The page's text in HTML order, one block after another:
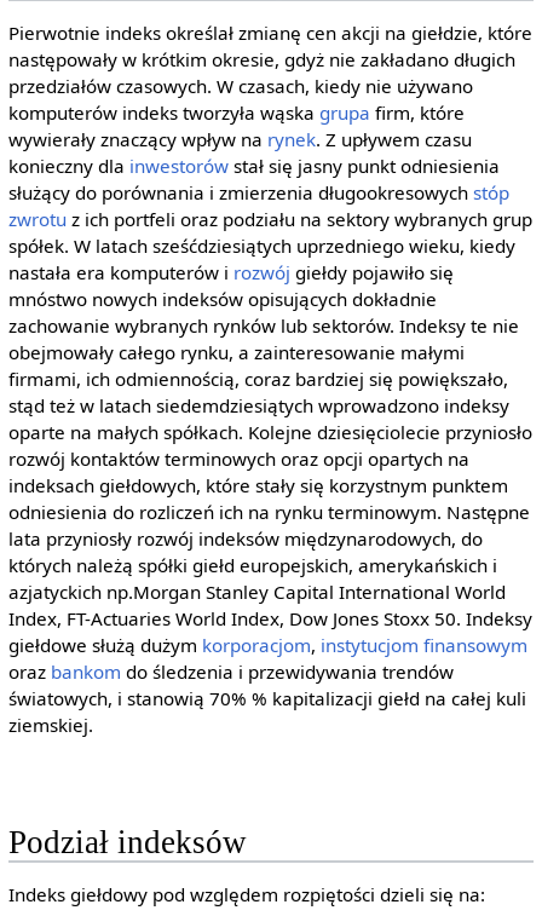
Pierwotnie indeks określał zmianę cen akcji na giełdzie, które
następowały w krótkim okresie, gdyż nie zakładano długich
przedziałów czasowych. W czasach, kiedy nie używano
komputerów indeks tworzyła wąska grupa firm, które
wywierały znaczący wpływ na rynek. Z upływem czasu
konieczny dla inwestorówstał się jasny punkt odniesienia
służący do porównania i zmierzenia długookresowych stóp
zwrotu z ich portfeli oraz podziału na sektory wybranych grup
spółek. W latach sześćdziesiątych uprzedniego wieku, kiedy
nastała era komputerów i rozwój giełdy pojawiło się
mnóstwo nowych indeksów opisujących dokładnie
zachowanie wybranych rynków lub sektorów. Indeksy te nie
obejmowały całego rynku, a zainteresowanie małymi
firmami, ich odmiennością, coraz bardziej się powiększało,
stąd też w latach siedemdziesiątych wprowadzono indeksy
oparte na małych spółkach. Kolejne dziesięciolecie przyniosło
rozwój kontaktów terminowych oraz opcji opartych na
indeksach giełdowych, które stały się korzystnym punktem
odniesienia do rozliczeń ich na rynku terminowym. Następne
lata przyniosły rozwój indeksów międzynarodowych, do
których należą spółki giełd europejskich, amerykańskich i
azjatyckich np.Morgan Stanley Capital International World
Index, FT-Actuaries World Index, Dow Jones Stoxx 50. Indeksy
giełdowe służą dużym korporacjom, instytucjom finansowym
oraz bankom do śledzenia i przewidywania trendów
światowych, i stanowią 70% % kapitalizacji giełd na całej kuli
ziemskiej.
Podział indeksów
Indeks giełdowy pod względem rozpiętości dzieli się na: